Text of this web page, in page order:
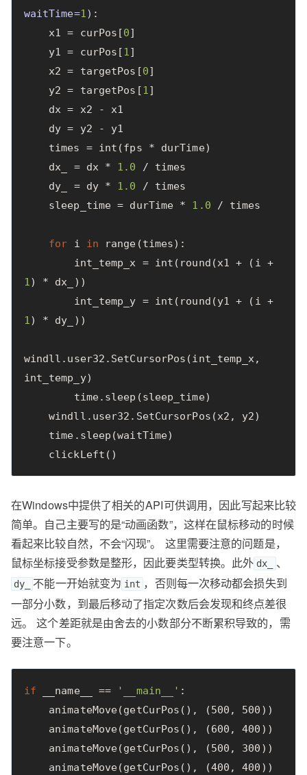
waitTime=1) :
x1 = curPos [0]
y1 = curPos [1]
x2 = targetPos [0]
y2 = targetPos [1]
dx = x2 -
x1
dy = y2 -
y1
times
= int (fps * durTime)
dx_
= dx * 1.0 /
times
dy_
= dy * 1.0 /
times
sleep_time = durTime * 1.0 / times
for i in range (times):
int_temp_x = int ( round (x1 + ( i +
1) * dx_
))
int_temp_y = int ( round (y1 + ( i +
1) * dy_ ))
windll . user32 . SetCursorPos (int_temp_x,
int_temp_y)
time. sleep (sleep_time)
windll . user32 . SetCursorPos (x2 , y2)
time . sleep (waitTime)
clickLeft ()
在Windows中提供了相关的API可供调用，因此写起来比较
简单。自己主要写的是“动画函数”，这样在鼠标移动的时候
看起来比较自然，不会“闪现”。 这里需要注意的问题是，
鼠标坐标接受参数是整形，因此要类型转换。此外 dx_ 、
dy_ 不能一开始就变为 int ，否则每一次移动都会损失到
一部分小数，到最后移动了指定次数后会发现和终点差很
远。 这个差距就是由舍去的小数部分不断累积导致的，需
要注意一下。
if __name__ == '__main__' :
animateMove(getCurPos (), (500 , 500 ))
animateMove(getCurPos (), (600 , 400 ))
animateMove(getCurPos (), (500 , 300 ))
animateMove(getCurPos (), (400 , 400 ))